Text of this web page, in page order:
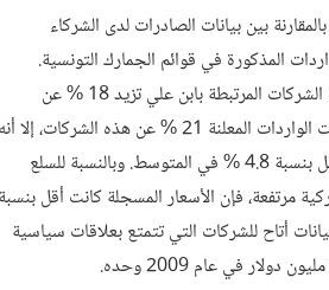
بين بيانات الصادرات لدى الشركاء
المذكورة في قوائم الجمارك التونسية.
ووجد أن القيمة المعلنة لواردات الشركات المرتبطة بابن علي تزيد 18 % عن
الشركات العادية، مع زيادة كميات الواردات المعلنة 21 % عن هذه الشركات، إلا
وجد أن سعر الوحدة المذكور أقل بنسبة 4.8 % في المتوسط. وبالنسبة للسلع
مرتفعة، فإن الأسعار المسجلة كانت أقل
أتاح للشركات التي تتمتع بعلاقات سياسية